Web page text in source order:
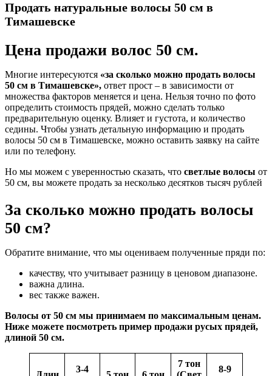
Продать натуральные волосы 50 см в
Тимашевске
Цена продажи волос 50 см.
Многие интересуются «за сколько можно продать волосы
50 см в Тимашевске», ответ прост – в зависимости от
множества факторов меняется и цена. Нельзя точно по фото
определить стоимость прядей, можно сделать только
предварительную оценку. Влияет и густота, и количество
седины. Чтобы узнать детальную информацию и продать
волосы 50 см в Тимашевске, можно оставить заявку на сайте
или по телефону.
Но мы можем с уверенностью сказать, что светлые волосы от
50 см, вы можете продать за несколько десятков тысяч рублей
За сколько можно продать волосы
50 см?
Обратите внимание, что мы оцениваем полученные пряди по:
качеству, что учитывает разницу в ценовом диапазоне.
важна длина.
вес также важен.
Волосы от 50 см мы принимаем по максимальным ценам.
Ниже можете посмотреть пример продажи русых прядей,
длиной 50 см.
3-4
7 тон
8-9